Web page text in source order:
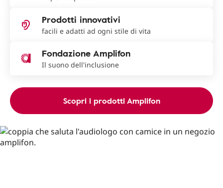
Prodotti innovativi
facili e adatti ad ogni stile di vita
Fondazione Amplifon
Il suono dell'inclusione
Scopri i prodotti Amplifon